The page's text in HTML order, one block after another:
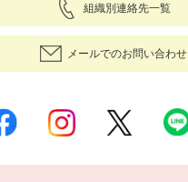
組織別連絡先一覧
メールでのお問い合わせ